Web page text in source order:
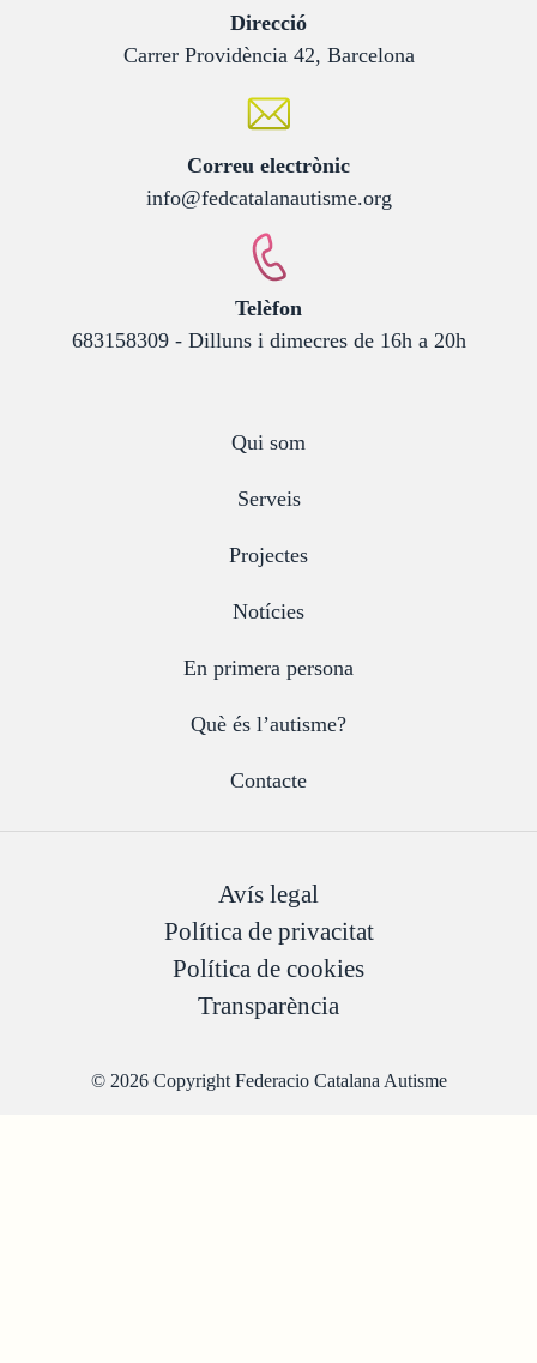
Direcció:
Carrer Providència 42, Barcelona
Correu electrònic:
info@fedcatalanautisme.org
Telèfon
683158309 - Dilluns i dimecres de 16h a 20h
Qui som
Serveis
Projectes
Notícies
En primera persona
Què és l’autisme?
Contacte
Avís legal
Política de privacitat
Política de cookies
Transparència
© 2026 Copyright Federacio Catalana Autisme